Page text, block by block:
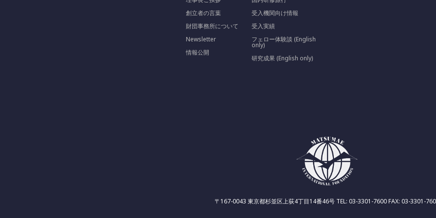
創立者の言葉
財団事務所について
Newsletter
情報公開
受入機関向け情報
受入実績
フェロー体験談 (English
only)
研究成果 (English only)
〒167-0043 東京都杉並区上荻4丁目14番46号 TEL: 03-3301-7600 FAX: 03-3301-